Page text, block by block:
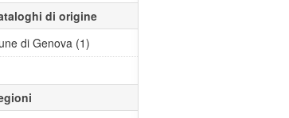
di origine
di Genova (1)